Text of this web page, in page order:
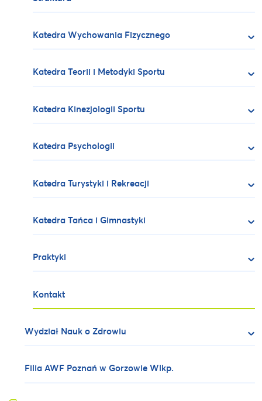
Katedra Wychowania Fizycznego
Katedra Teorii i Metodyki Sportu
Katedra Kinezjologii Sportu
Katedra Psychologii
Katedra Turystyki i Rekreacji
Katedra Tańca i Gimnastyki
Praktyki
Kontakt
Wydział Nauk o Zdrowiu
Filia AWF Poznań w Gorzowie Wlkp.